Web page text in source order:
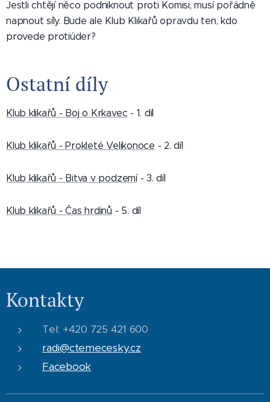
Jestli chtějí něco podniknout proti Komisi, musí pořádně
napnout síly. Bude ale Klub Klikařů opravdu ten, kdo
provede protiúder?
Ostatní díly
Klub klikařů - Boj o Krkavec - 1. díl
Klub klikařů - Prokleté Velikonoce - 2. díl
Klub klikařů - Bitva v podzemí- 3. díl
Klub klikařů - Čas hrdinů - 5. díl
Kontakty
Tel: +420 725 421 600
radi@ctemecesky.cz
Facebook